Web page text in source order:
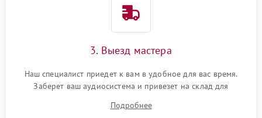
3. Выезд мастера
Наш специалист приедет к вам в удобное для вас время.
Заберет ваш аудиосистема и привезет на склад для
Подробнее